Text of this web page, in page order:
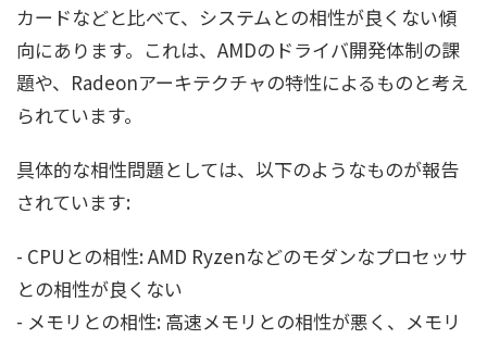
カードなどと比べて、システムとの相性が良くない傾
向にあります。これは、AMDのドライバ開発体制の課
題や、Radeonアーキテクチャの特性によるものと考え
られています。
具体的な相性問題としては、以下のようなものが報告
されています:
- CPUとの相性: AMD Ryzenなどのモダンなプロセッサ
との相性が良くない
- メモリとの相性: 高速メモリとの相性が悪く、メモリ